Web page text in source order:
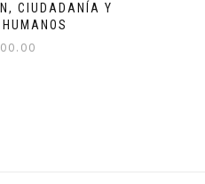
CIUDADANÍA Y